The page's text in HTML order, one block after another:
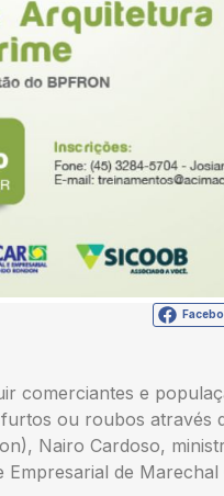
comerciantes e
ou roubos através
Nairo Cardoso,
de Marechal